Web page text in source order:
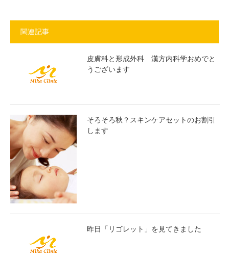
関連記事
皮膚科と形成外科 漢方内科学おめでと
うございます
そろそろ秋？スキンケアセットのお割引
します
昨日「リゴレット」を見てきました